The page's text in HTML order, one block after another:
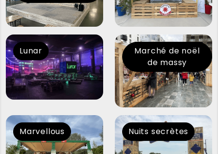
Lunar
Marché de noël
de massy
Marvellous Nuits secrètes